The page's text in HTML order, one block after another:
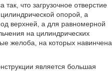
что загрузочное отверстие
опорой, а
верхней, а для равномерной
на цилиндрических
желоба, на которых навинчена
является большая